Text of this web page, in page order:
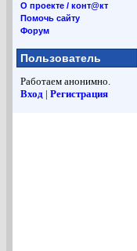
О проекте / конт@кт
Помочь сайту
Форум
Пользователь
Работаем анонимно.
Вход | Регистрация